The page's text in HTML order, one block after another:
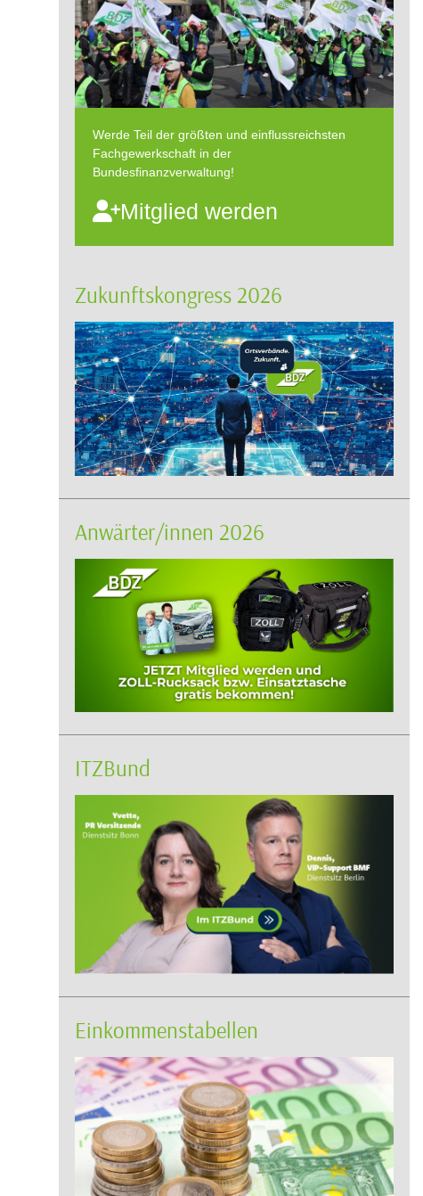
Werde Teil der größten und einflussreichsten
Fachgewerkschaft in der
Bundesfinanzverwaltung!
Mitglied werden
Zukunftskongress 2026
Anwärter/innen 2026
ITZBund
Einkommenstabellen